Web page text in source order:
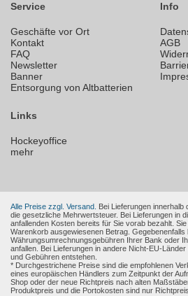
Service
Geschäfte vor Ort
Kontakt
FAQ
Newsletter
Banner
Entsorgung von Altbatterien
Info
AGB
Links
Hockeyoffice
mehr
Alle Preise zzgl. Versand. Bei Lieferungen
die gesetzliche Mehrwertsteuer. Bei Lieferungen in
anfallenden Kosten bereits für Sie vorab bezahlt.
Warenkorb ausgewiesenen Betrag. Gegebenenfalls
Währungsumrechnungsgebühren Ihrer Bank oder
anfallen. Bei Lieferungen in andere Nicht-EU-
und Gebühren entstehen.
* Durchgestrichene Preise sind die empfohlenen
eines europäischen Händlers zum Zeitpunkt der
Shop oder der neue Richtpreis nach alten
Produktpreis und die Portokosten sind nur